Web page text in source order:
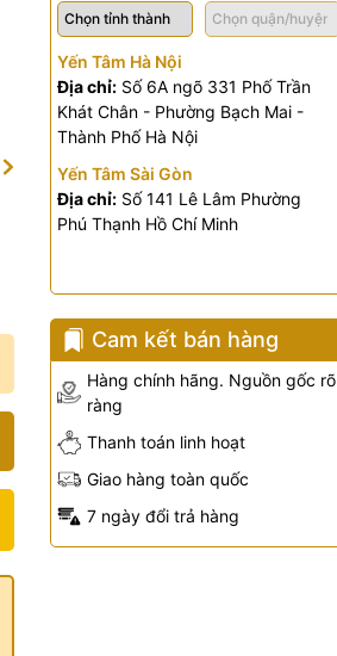
Yến Tâm Hà Nội
Địa chỉ:Số 6A ngõ 331 Phố Trần
Khát Chân - Phường Bạch Mai -
Thành Phố Hà Nội
Yến Tâm Sài Gòn
Địa chỉ:Số 141 Lê Lâm Phường
Phú Thạnh Hồ Chí Minh
Cam kết bán hàng
Hàng chính hãng. Nguồn gốc rõ
ràng
Thanh toán linh hoạt
Giao hàng toàn quốc
7 ngày đổi trả hàng